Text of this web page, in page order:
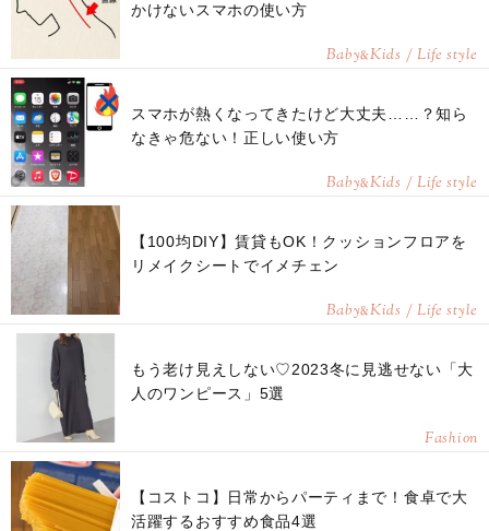
かけないスマホの使い方
Baby&Kids / Life style
スマホが熱くなってきたけど大丈夫……？知ら
なきゃ危ない！正しい使い方
Baby&Kids / Life style
【100均DIY】賃貸もOK！クッションフロアを
リメイクシートでイメチェン
Baby&Kids / Life style
もう老け見えしない♡2023冬に見逃せない「大
人のワンピース」5選
Fashion
【コストコ】日常からパーティまで！食卓で大
活躍するおすすめ食品4選